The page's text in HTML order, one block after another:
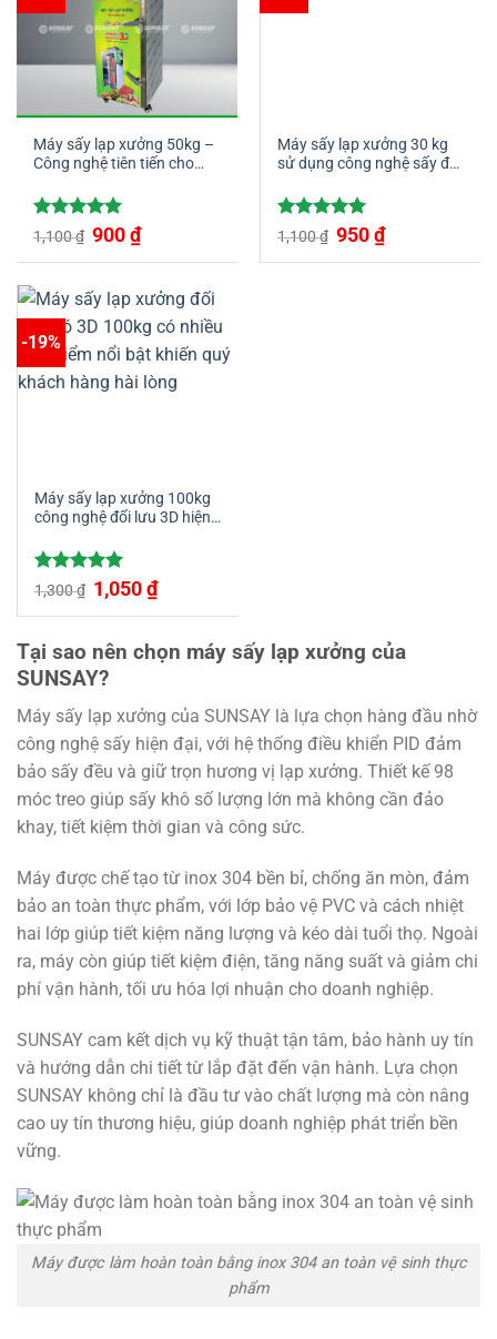
Máy sấy lạp xưởng 50kg –
Công nghệ tiên tiến cho
Được xếp
hạng 5.00
5 sao
1,100₫ Giá
gốc
là:
900₫Giá
hiện
tại
900 ₫.
Máy sấy lạp xưởng 30 kg
sử dụng công nghệ sấy đối
cao
Được xếp
hạng 5.00
5 sao
1,100₫ Giá
gốc
là:
950₫Giá
hiện
tại
-19%
Máy sấy lạp xưởng 100kg
công nghệ đối lưu 3D hiện
Được xếp
hạng 5.00
5 sao
1,300₫ Giá
gốc
là:
1,050₫Giá
hiện
tại
1,050 ₫.
Tại sao nên chọn máy sấy lạp xưởng của
SUNSAY?
Máy sấy lạp xưởng của SUNSAY là lựa chọn hàng đầu nhờ
công nghệ sấy hiện đại, với hệ thống điều khiển PID đảm
bảo sấy đều và giữ trọn hương vị lạp xưởng. Thiết kế 98
móc treo giúp sấy khô số lượng lớn mà không cần đảo
khay, tiết kiệm thời gian và công sức.
Máy được chế tạo từ inox 304 bền bỉ, chống ăn mòn, đảm
bảo an toàn thực phẩm, với lớp bảo vệ PVC và cách nhiệt
hai lớp giúp tiết kiệm năng lượng và kéo dài tuổi thọ. Ngoài
ra, máy còn giúp tiết kiệm điện, tăng năng suất và giảm chi
phí vận hành, tối ưu hóa lợi nhuận cho doanh nghiệp.
SUNSAY cam kết dịch vụ kỹ thuật tận tâm, bảo hành uy tín
và hướng dẫn chi tiết từ lắp đặt đến vận hành. Lựa chọn
SUNSAY không chỉ là đầu tư vào chất lượng mà còn nâng
cao uy tín thương hiệu, giúp doanh nghiệp phát triển bền
vững.
Máy được làm hoàn toàn bằng inox 304 an toàn vệ sinh thực
phẩm